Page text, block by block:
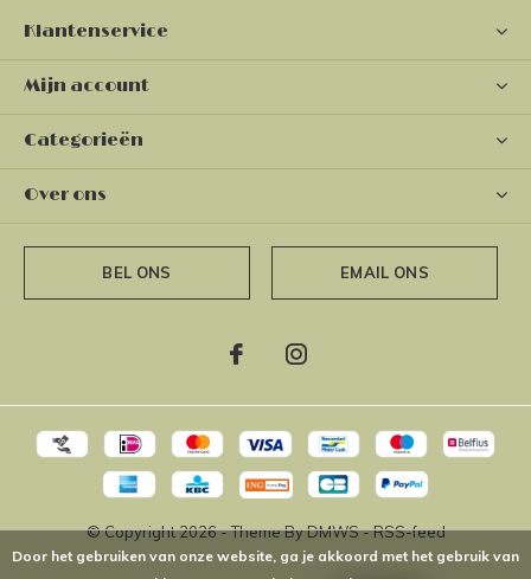
Klantenservice
Mijn account
Categorieën
Over ons
BEL ONS EMAIL ONS
© Copyright2026- Theme ByDMWS-RSS-feed
Door het gebruiken van onze website, ga je akkoord met het gebruik van